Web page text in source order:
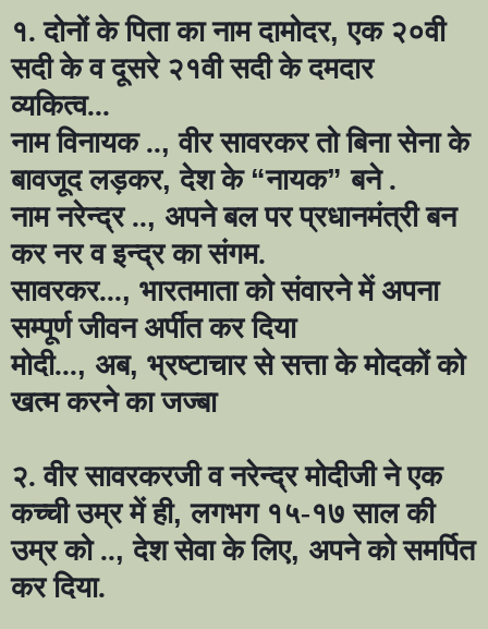
१. दोनों के पिता का नाम दामोदर,एक २०वी
सदी के व दूसरे २१वी सदी के दमदार
व्यकित्व...
नाम विनायक ..,वीर सावरकर तो बिना सेना के
बावजूद लड़कर,देश के “नायक”बने .
नाम नरेन्द्र .., अपने बल पर प्रधानमंत्री बन
कर नर व इन्द्र का संगम.
सावरकर..., भारतमाता को संवारने में अपना
सम्पूर्ण जीवन अर्पीत कर दिया
मोदी..., अब, भ्रष्टाचार से सत्ता के मोदकों को
खत्म करने का जज्बा
२. वीर सावरकरजी व नरेन्द्र मोदीजी ने एक
कच्ची उम्र में ही,लगभग १५-१७ साल की
उम्र को ..,देश सेवा के लिए, अपने को समर्पित
कर दिया.